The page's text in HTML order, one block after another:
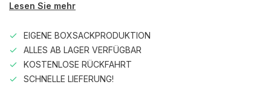
Lesen Sie mehr
EIGENE BOXSACKPRODUKTION
ALLES AB LAGER VERFÜGBAR
KOSTENLOSE RÜCKFAHRT
SCHNELLE LIEFERUNG!